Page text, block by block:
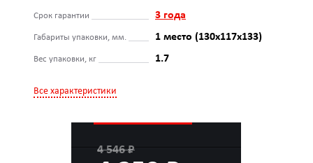
Срок гарантии 3 года
Габариты упаковки, мм. 1 место (130х117х133)
Вес упаковки, кг 1.7
Все характеристики
4 546 ₽